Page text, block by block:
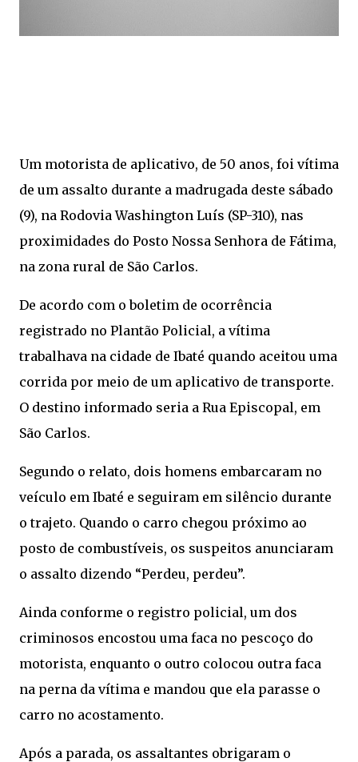
Um motorista de aplicativo, de 50 anos, foi vítima
de um assalto durante a madrugada deste sábado
(9), na Rodovia Washington Luís (SP-310), nas
proximidades do Posto Nossa Senhora de Fátima,
na zona rural de São Carlos.
De acordo com o boletim de ocorrência
registrado no Plantão Policial, a vítima
trabalhava na cidade de Ibaté quando aceitou uma
corrida por meio de um aplicativo de transporte.
O destino informado seria a Rua Episcopal, em
São Carlos.
Segundo o relato, dois homens embarcaram no
veículo em Ibaté e seguiram em silêncio durante
o trajeto. Quando o carro chegou próximo ao
posto de combustíveis, os suspeitos anunciaram
o assalto dizendo “Perdeu, perdeu”.
Ainda conforme o registro policial, um dos
criminosos encostou uma faca no pescoço do
motorista, enquanto o outro colocou outra faca
na perna da vítima e mandou que ela parasse o
carro no acostamento.
Após a parada, os assaltantes obrigaram o